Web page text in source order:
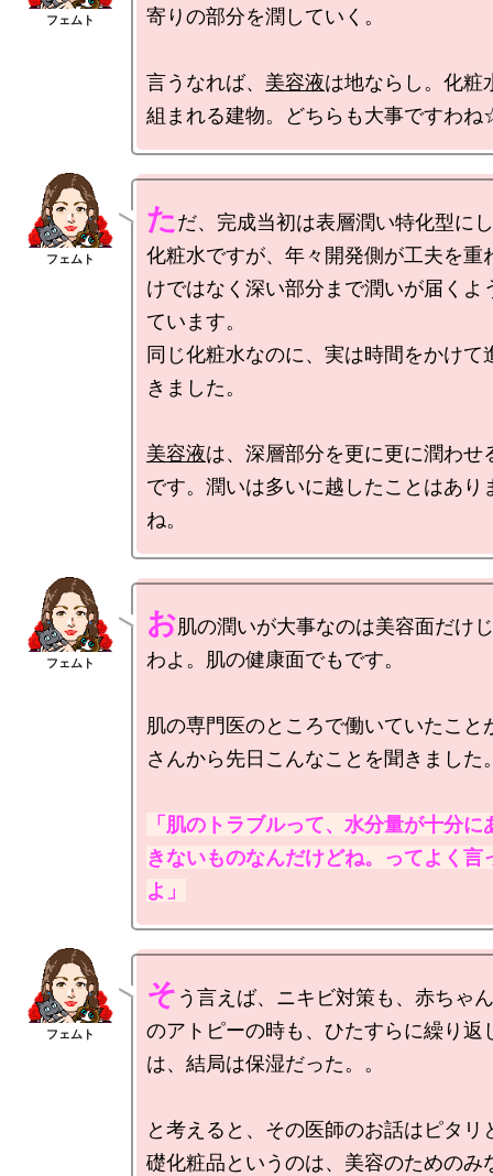
寄りの部分を潤していく。
言うなれば、 美容液は地ならし。化粧
ただ、完成当初は表層潤い特化型に
化粧水ですが、年々開発側が工夫を重
けではなく深い部分まで潤いが届くよ
ています。
同じ化粧水なのに、実は時間をかけて
きました。
美容液は、深層部分を更に更に潤わせ
です。潤いは多いに越したことはあり
お肌の潤いが大事なのは美容面だけ
わよ。肌の健康面でもです。
肌の専門医のところで働いていたこと
さんから先日こんなことを聞きました
「肌のトラブルって、水分量が十分に
きないものなんだけどね。ってよく言
そ う言えば、ニキビ対策も、赤ちゃ
のアトピーの時も、ひたすらに繰り返
は、結局は保湿だった。。
と考えると、その医師のお話はピタリ
礎化粧品というのは、美容のためのみ